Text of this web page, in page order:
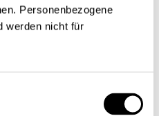
Personenbezogene
werden nicht für